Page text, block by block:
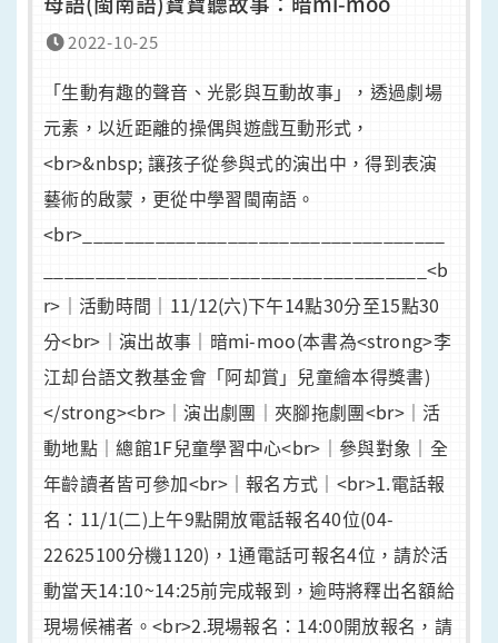
2022-10-25
「生動有趣的聲音、光影與互動故事」，透過劇場
元素，以近距離的操偶與遊戲互動形式，
<br>&nbsp; 讓孩子從參與式的演出中，得到表演
藝術的啟蒙，更從中學習閩南語。
<br>___________________________________
_____________________________________<b
r>｜活動時間｜11/12(六)下午14點30分至15點30
分<br>｜演出故事｜暗mi-moo(本書為<strong>李
江却台語文教基金會「阿却賞」兒童繪本得獎書)
</strong><br>｜演出劇團｜夾腳拖劇團<br>｜活
動地點｜總館1F兒童學習中心<br>｜參與對象｜全
年齡讀者皆可參加<br>｜報名方式｜<br>1.電話報
名：11/1(二)上午9點開放電話報名40位(04-
22625100分機1120)，1通電話可報名4位，請於活
動當天14:10~14:25前完成報到，逾時將釋出名額給
現場候補者。<br>2.現場報名：14:00開放報名，請